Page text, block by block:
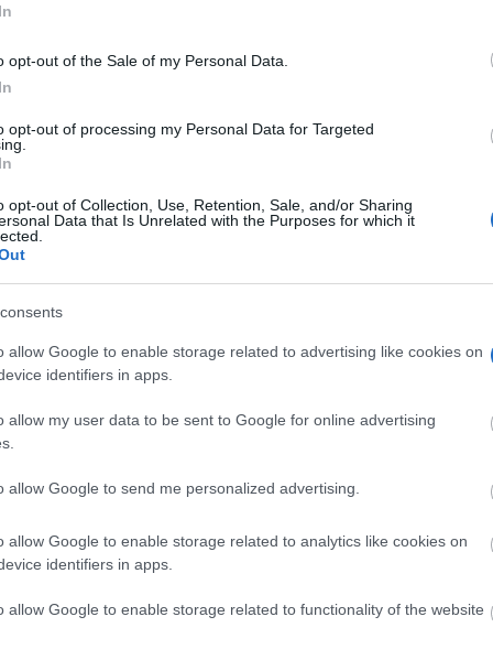
opt-out of the Sale of my Personal Data.
opt-out of processing my Personal Data for Targeted
opt-out of Collection, Use, Retention, Sale, and/or Sharing
Data that Is Unrelated with the Purposes for which it
allow Google to enable storage related to advertising like cookies on
identifiers in apps.
allow my user data to be sent to Google for online advertising
allow Google to send me personalized advertising.
allow Google to enable storage related to analytics like cookies on
identifiers in apps.
allow Google to enable storage related to functionality of the website
artista y ha sido durante 12 años Monitora de la
la artesanía de “encaje de bolillos” –artesanía tan
de abanicos de encaje algo digna de ver.